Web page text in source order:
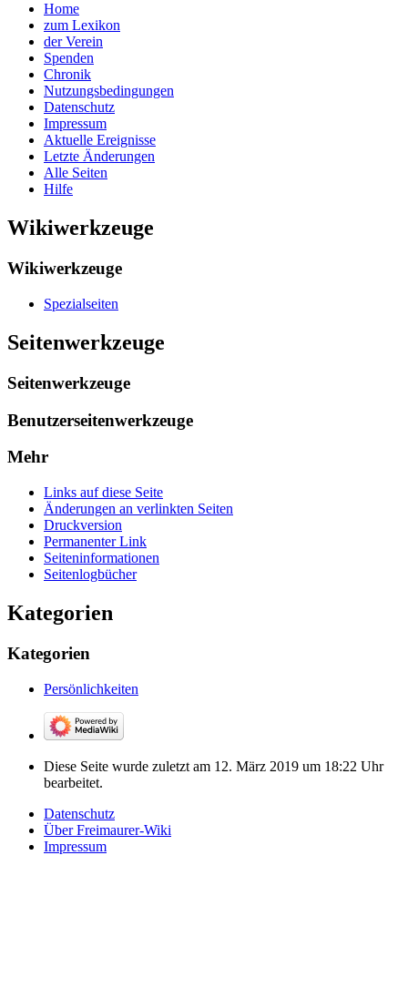
Home
zum Lexikon
der Verein
Spenden
Chronik
Nutzungsbedingungen
Datenschutz
Impressum
Aktuelle Ereignisse
Letzte Änderungen
Alle Seiten
Hilfe
Wikiwerkzeuge
Wikiwerkzeuge
Spezialseiten
Seitenwerkzeuge
Seitenwerkzeuge
Benutzerseitenwerkzeuge
Mehr
Links auf diese Seite
Änderungen an verlinkten Seiten
Druckversion
Permanenter Link
Seiten­­informationen
Seitenlogbücher
Kategorien
Kategorien
Persönlichkeiten
Diese Seite wurde zuletzt am 12. März 2019 um 18:22 Uhr
bearbeitet.
Datenschutz
Über Freimaurer-Wiki
Impressum